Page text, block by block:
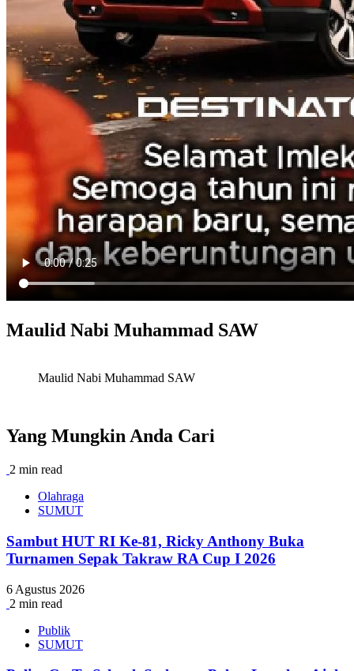
Maulid Nabi Muhammad SAW
Maulid Nabi Muhammad SAW
Yang Mungkin Anda Cari
2 min read
Olahraga
SUMUT
Sambut HUT RI Ke-81, Ricky Anthony Buka
Turnamen Sepak Takraw RA Cup I 2026
6 Agustus 2026
2 min read
Publik
SUMUT